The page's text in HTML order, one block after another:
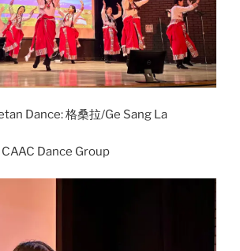
Dance: 格桑拉/Ge Sang La
Dance Group